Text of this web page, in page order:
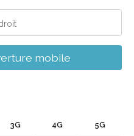
mobile
3G 4G 5G